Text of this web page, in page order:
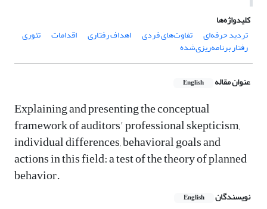
کلیدواژه‌ها
تردید حرفه‌ای
تفاوت‌های فردی اهداف رفتاری اقدامات تئوری
رفتار برنامه‌ریزی‌شده
عنوان مقاله English
Explaining and presenting the conceptual
framework of auditors' professional skepticism,
individual differences, behavioral goals and
actions in this field: a test of the theory of planned
behavior.
نویسندگان English